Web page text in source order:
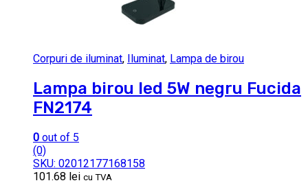
Corpuri de iluminat, Iluminat, Lampa de birou
Lampa birou led 5W negru Fucida
FN2174
0 out of 5
(0)
SKU: 02012177168158
101.68 lei cu TVA